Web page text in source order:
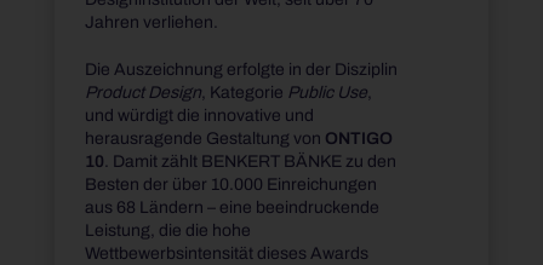
Jahren verliehen.
Die Auszeichnung erfolgte in der Disziplin
Product Design, Kategorie Public Use,
und würdigt die innovative und
herausragende Gestaltung von ONTIGO
10. Damit zählt BENKERT BÄNKE zu den
Besten der über 10.000 Einreichungen
aus 68 Ländern – eine beeindruckende
Leistung, die die hohe
Wettbewerbsintensität dieses Awards